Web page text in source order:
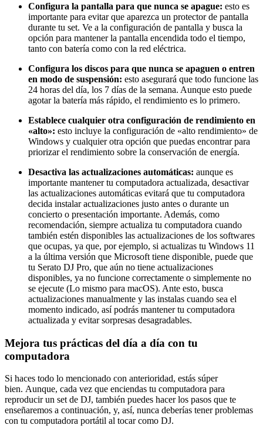
Configura la pantalla para que nunca se apague: esto es
importante para evitar que aparezca un protector de pantalla
durante tu set. Ve a la configuración de pantalla y busca la
opción para mantener la pantalla encendida todo el tiempo,
tanto con batería como con la red eléctrica.
Configura los discos para que nunca se apaguen o entren
en modo de suspensión: esto asegurará que todo funcione las
24 horas del día, los 7 días de la semana. Aunque esto puede
agotar la batería más rápido, el rendimiento es lo primero.
Establece cualquier otra configuración de rendimiento en
«alto»: esto incluye la configuración de «alto rendimiento» de
Windows y cualquier otra opción que puedas encontrar para
priorizar el rendimiento sobre la conservación de energía.
Desactiva las actualizaciones automáticas: aunque es
importante mantener tu computadora actualizada, desactivar
las actualizaciones automáticas evitará que tu computadora
decida instalar actualizaciones justo antes o durante un
concierto o presentación importante. Además, como
recomendación, siempre actualiza tu computadora cuando
también estén disponibles las actualizaciones de los softwares
que ocupas, ya que, por ejemplo, si actualizas tu Windows 11
a la última versión que Microsoft tiene disponible, puede que
tu Serato DJ Pro, que aún no tiene actualizaciones
disponibles, ya no funcione correctamente o simplemente no
se ejecute (Lo mismo para macOS). Ante esto, busca
actualizaciones manualmente y las instalas cuando sea el
momento indicado, así podrás mantener tu computadora
actualizada y evitar sorpresas desagradables.
Mejora tus prácticas del día a día con tu
computadora
Si haces todo lo mencionado con anterioridad, estás súper
bien. Aunque, cada vez que enciendas tu computadora para
reproducir un set de DJ, también puedes hacer los pasos que te
enseñaremos a continuación, y, así, nunca deberías tener problemas
con tu computadora portátil al tocar como DJ.